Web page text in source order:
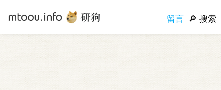
留言 搜索